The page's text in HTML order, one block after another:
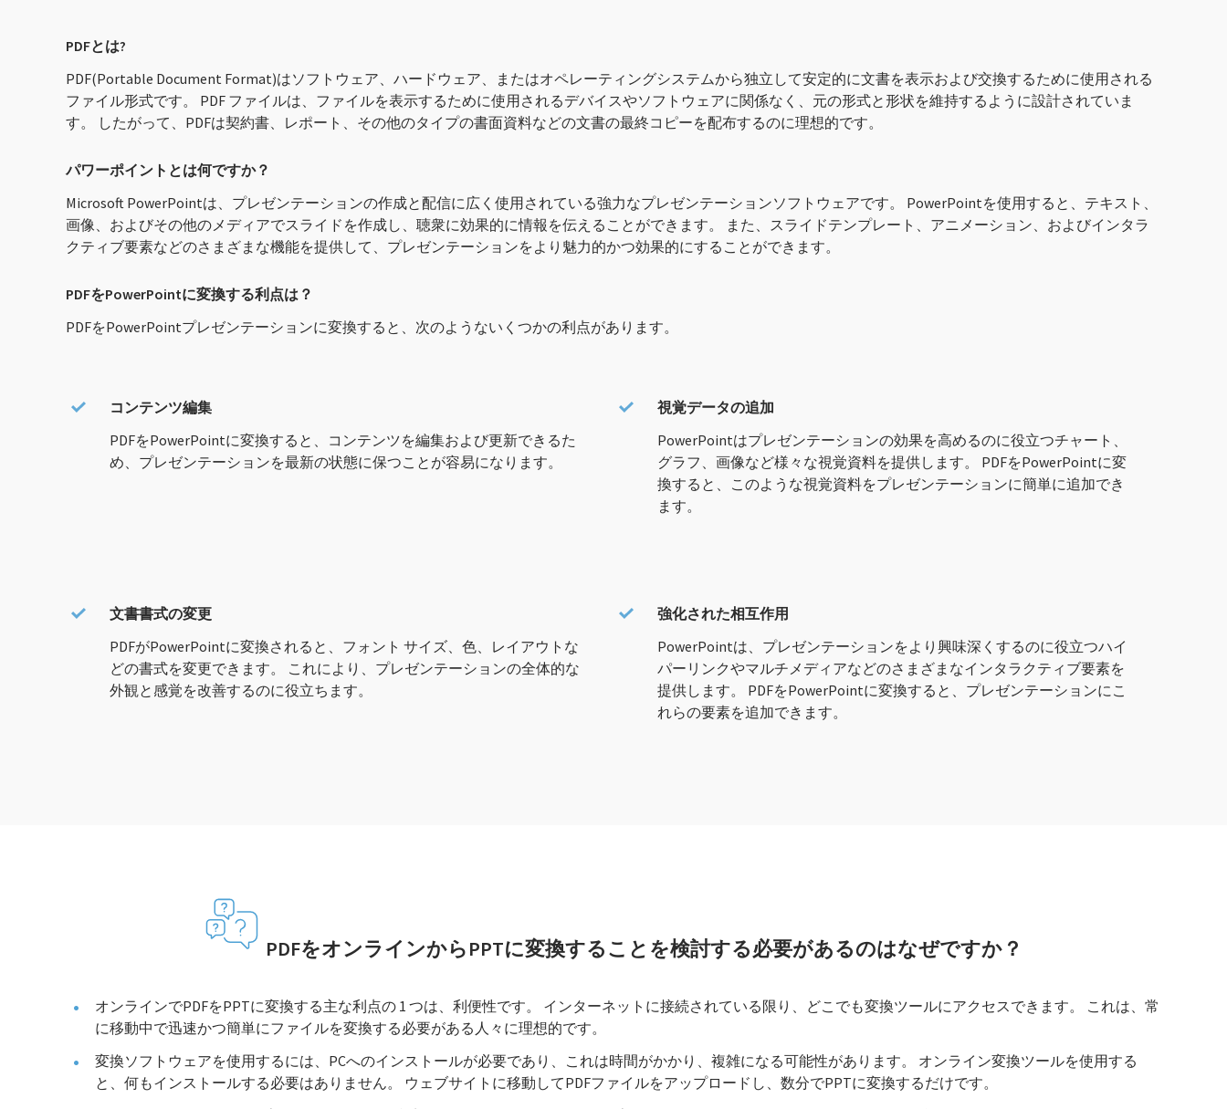
PDFとは?
PDF(Portable Document Format)はソフトウェア、ハードウェア、またはオペレーティングシステムから独立して安定的に文書を表示および交換するために使用される
ファイル形式です。 PDF ファイルは、ファイルを表示するために使用されるデバイスやソフトウェアに関係なく、元の形式と形状を維持するように設計されていま
す。 したがって、PDFは契約書、レポート、その他のタイプの書面資料などの文書の最終コピーを配布するのに理想的です。
パワーポイントとは何ですか？
Microsoft PowerPointは、プレゼンテーションの作成と配信に広く使用されている強力なプレゼンテーションソフトウェアです。 PowerPointを使用すると、テキスト、
画像、およびその他のメディアでスライドを作成し、聴衆に効果的に情報を伝えることができます。 また、スライドテンプレート、アニメーション、およびインタラ
クティブ要素などのさまざまな機能を提供して、プレゼンテーションをより魅力的かつ効果的にすることができます。
PDFをPowerPointに変換する利点は？
PDFをPowerPointプレゼンテーションに変換すると、次のようないくつかの利点があります。
コンテンツ編集
PDFをPowerPointに変換すると、コンテンツを編集および更新できるた
め、プレゼンテーションを最新の状態に保つことが容易になります。
視覚データの追加
PowerPointはプレゼンテーションの効果を高めるのに役立つチャート、
グラフ、画像など様々な視覚資料を提供します。 PDFをPowerPointに変
換すると、このような視覚資料をプレゼンテーションに簡単に追加でき
ます。
文書書式の変更
PDFがPowerPointに変換されると、フォント サイズ、色、レイアウトな
どの書式を変更できます。 これにより、プレゼンテーションの全体的な
外観と感覚を改善するのに役立ちます。
強化された相互作用
PowerPointは、プレゼンテーションをより興味深くするのに役立つハイ
パーリンクやマルチメディアなどのさまざまなインタラクティブ要素を
提供します。 PDFをPowerPointに変換すると、プレゼンテーションにこ
れらの要素を追加できます。
PDFをオンラインからPPTに変換することを検討する必要があるのはなぜですか？
オンラインでPDFをPPTに変換する主な利点の 1 つは、利便性です。 インターネットに接続されている限り、どこでも変換ツールにアクセスできます。 これは、常
に移動中で迅速かつ簡単にファイルを変換する必要がある人々に理想的です。
変換ソフトウェアを使用するには、PCへのインストールが必要であり、これは時間がかかり、複雑になる可能性があります。 オンライン変換ツールを使用する
と、何もインストールする必要はありません。 ウェブサイトに移動してPDFファイルをアップロードし、数分でPPTに変換するだけです。